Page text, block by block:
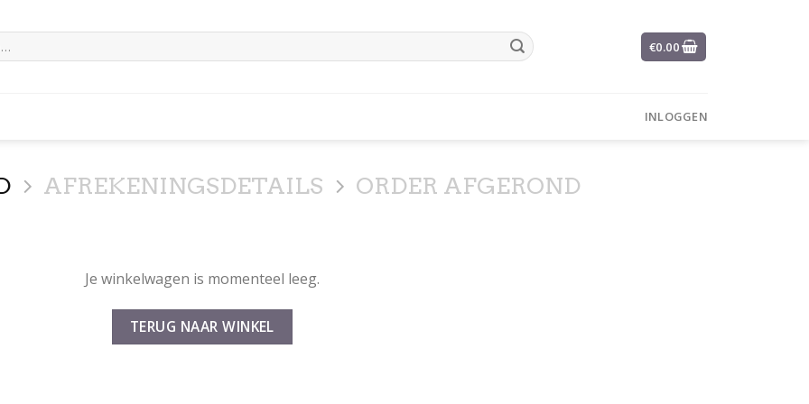
€0.00
INLOGGEN
AFREKENINGSDETAILS ORDER AFGEROND
Je winkelwagen is momenteel leeg.
TERUG NAAR WINKEL